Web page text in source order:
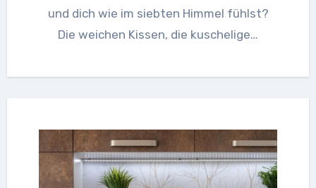
und dich wie im siebten Himmel fühlst?
Die weichen Kissen, die kuschelige…